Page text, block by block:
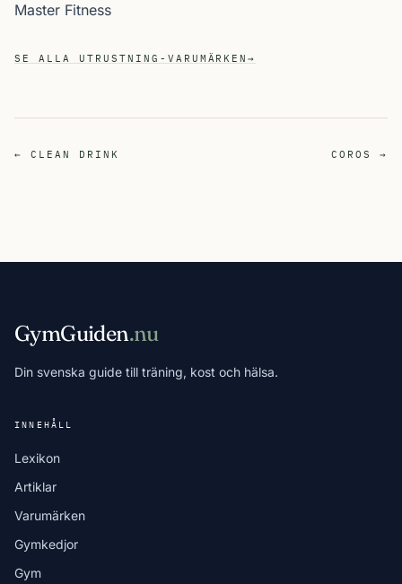
Master Fitness
SE ALLA UTRUSTNING-VARUMÄRKEN→
← CLEAN DRINK COROS →
GymGuiden.nu
Din svenska guide till träning, kost och hälsa.
INNEHÅLL
Lexikon
Artiklar
Varumärken
Gymkedjor
Gym